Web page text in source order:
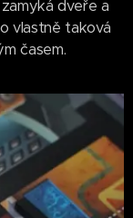
dveře a
vlastně taková
časem.